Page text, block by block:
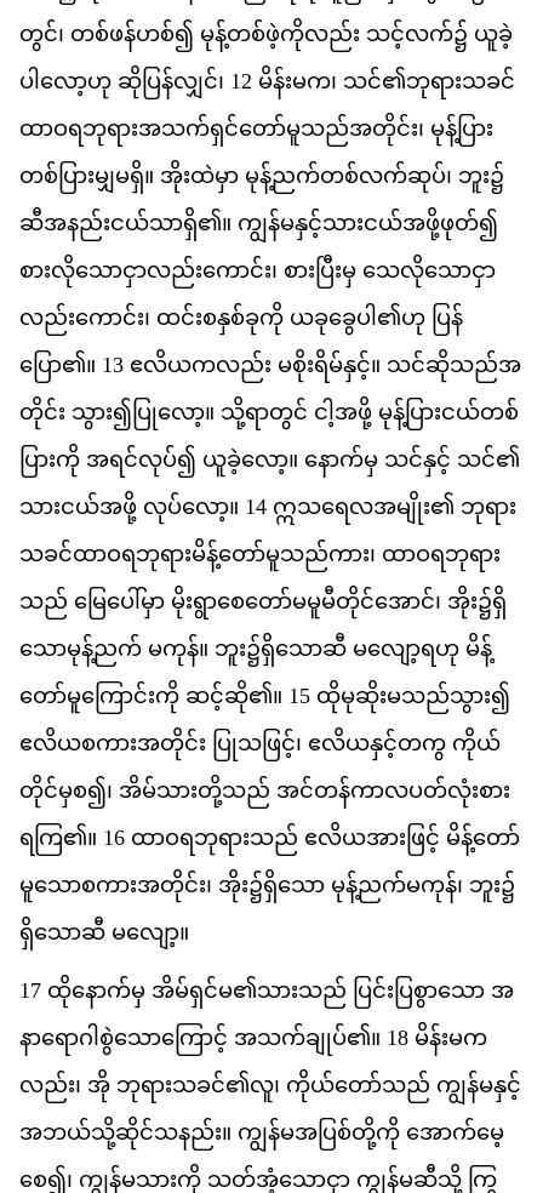
တင်၊ တစဖနဟစ်၍ မနတစဖကလည သငလက်၌ ယခ
ပ လဟ ဆ ပနလင်၊ 12 မနမက၊ သင်၏​ဘရသခင
ထဝရဘရအသကရငတမသညအတင်း၊ မန ပ
တစ ပမမရှိ။ အထမ မနညကတစလကဆပ်၊ ဘူး၌
ဆအနညငယသရှိ၏။ ကနမနငသငယအဖဖတ်၍
စလသငလညကင်း၊ စ ပမ သလသင
လညကင်း၊ ထငစနစခက ယခခပ ါ၏​ဟ ပန
ပြော၏။ 13 ဧလယကလည မစရမနင့်။ သငဆသညအ
တင သွား၍​ ပလော့။ သရတင င အဖ မန ပငယတစ
ပက အရငလပ်၍ ယခလော့။ နကမ သငနင သင်၏​
သငယအဖ လပလော့။ 14 ဣသရလအမျိုး၏ ဘရ
သခငထဝရဘရမနတမသညကား၊ ထဝရဘရ
သည မပ မ မရစတမမမတငအင်၊ အိုး၌​ရ
သမနညက မကန်။ ဘူး၌​ရသဆ မလရဟ မန
တမကငက ဆငဆို၏။ 15 ထမဆမသညသွား၍
ဧလယစကအတင ပသ ဖင့်၊ ဧလယနငတက ကယ
တငမစ၍၊ အမသတသည အငတနကလပတလစ
ရ ကြ၏။ 16 ထဝရဘရသည ဧလယအ ဖင မနတ
မသစကအတင်း၊ အိုး၌​ရသ မနညကမကန်၊ ဘူး၌​
ရသဆ မလျော့။
17 ထနကမ အမရငမ၏သသည ပင ပစသ အ
နရဂ စသကင အသကခပ်၏။ 18 မနမက
လည်း၊ အ ဘရသခင်၏​လူ၊ ကယတသည ကနမနင
အဘယသဆငသနည်း။ ကနမအ ပစတက အကမ
စေ၍၊ ကနမသက သတအသင ကနမဆသ က